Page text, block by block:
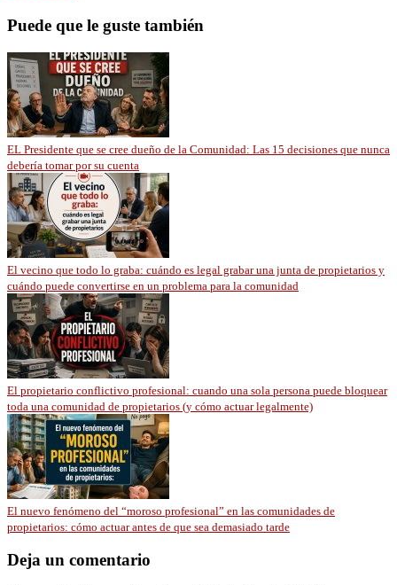
Puede que le guste también
EL Presidente que se cree dueño de la Comunidad: Las 15 decisiones que nunca
debería tomar por su cuenta
El vecino que todo lo graba: cuándo es legal grabar una junta de propietarios y
cuándo puede convertirse en un problema para la comunidad
El propietario conflictivo profesional: cuando una sola persona puede bloquear
toda una comunidad de propietarios (y cómo actuar legalmente)
El nuevo fenómeno del “moroso profesional” en las comunidades de
propietarios: cómo actuar antes de que sea demasiado tarde
Deja un comentario